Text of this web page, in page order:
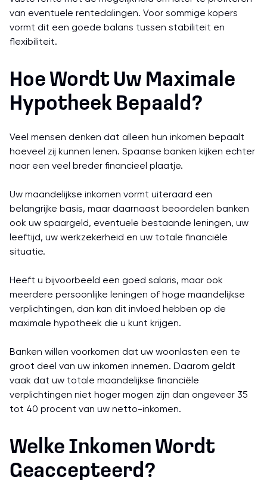
van eventuele rentedalingen. Voor sommige kopers
vormt dit een goede balans tussen stabiliteit en
flexibiliteit.
Hoe Wordt Uw Maximale
Hypotheek Bepaald?
Veel mensen denken dat alleen hun inkomen bepaalt
hoeveel zij kunnen lenen. Spaanse banken kijken echter
naar een veel breder financieel plaatje.
Uw maandelijkse inkomen vormt uiteraard een
belangrijke basis, maar daarnaast beoordelen banken
ook uw spaargeld, eventuele bestaande leningen, uw
leeftijd, uw werkzekerheid en uw totale financiële
situatie.
Heeft u bijvoorbeeld een goed salaris, maar ook
meerdere persoonlijke leningen of hoge maandelijkse
verplichtingen, dan kan dit invloed hebben op de
maximale hypotheek die u kunt krijgen.
Banken willen voorkomen dat uw woonlasten een te
groot deel van uw inkomen innemen. Daarom geldt
vaak dat uw totale maandelijkse financiële
verplichtingen niet hoger mogen zijn dan ongeveer 35
tot 40 procent van uw netto-inkomen.
Welke Inkomen Wordt
Geaccepteerd?